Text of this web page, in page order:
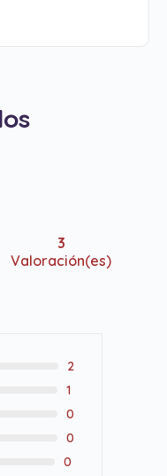
3
Valoración(es)
2
1
0
0
0